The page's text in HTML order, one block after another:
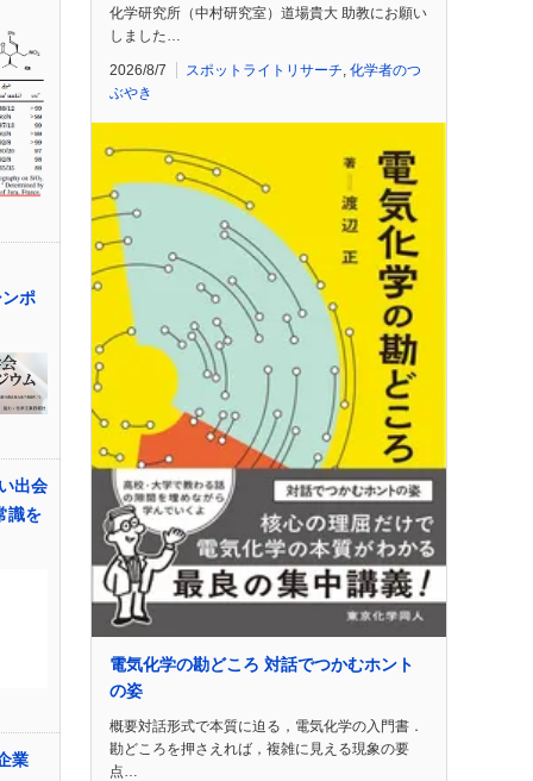
ポ
出会
識を
業
化学研究所（中村研究室）道場貴大 助教にお願い
しました…
2026/8/7 スポットライトリサーチ 化学者のつ
ぶやき
電気化学の勘どころ 対話でつかむホント
の姿
概要対話形式で本質に迫る，電気化学の入門書．
勘どころを押さえれば，複雑に見える現象の要
点…